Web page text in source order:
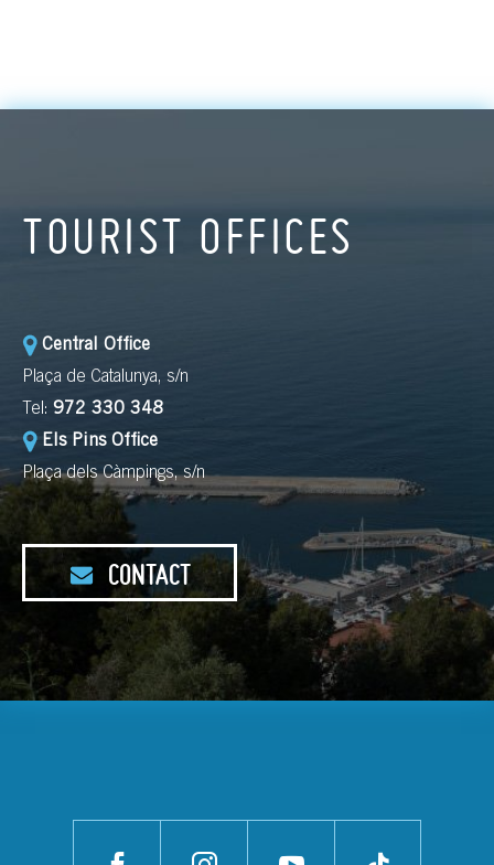
TOURIST OFFICES
Central Office
Plaça de Catalunya, s/n
Tel: 972 330 348
Els Pins Office
Plaça dels Càmpings, s/n
CONTACT